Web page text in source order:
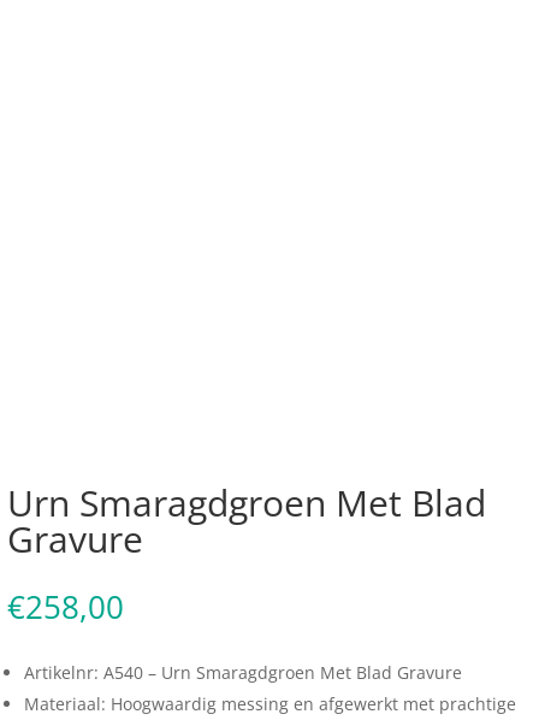
Urn Smaragdgroen Met Blad
Gravure
€258,00
Artikelnr: A540 – Urn Smaragdgroen Met Blad Gravure
Materiaal: Hoogwaardig messing en afgewerkt met prachtige